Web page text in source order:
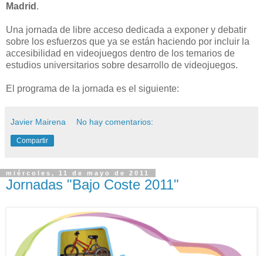
Madrid .
Una jornada de libre acceso dedicada a exponer y debatir
sobre los esfuerzos que ya se están haciendo por incluir la
accesibilidad en videojuegos dentro de los temarios de
estudios universitarios sobre desarrollo de videojuegos.
El programa de la jornada es el siguiente:
Javier Mairena No hay comentarios:
Compartir
miércoles, 11 de mayo de 2011
Jornadas "Bajo Coste 2011"